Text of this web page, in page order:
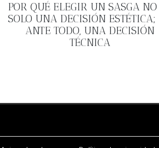
POR QUÉ ELEGIR UN SASGA NO
SOLO UNA DECISIÓN ESTÉTICA;
ANTE TODO, UNA DECISIÓN
TÉCNICA